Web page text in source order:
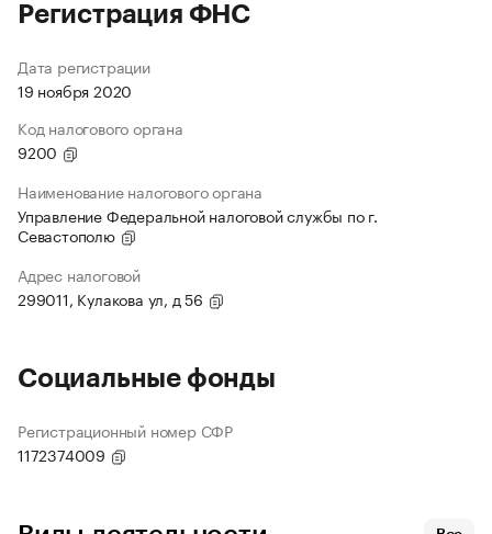
Регистрация ФНС
Дата регистрации
19 ноября 2020
Код налогового органа
9200
Наименование налогового органа
Управление Федеральной налоговой службы по г.
Севастополю
Адрес налоговой
299011, Кулакова ул, д 56
Социальные фонды
Регистрационный номер СФР
1172374009